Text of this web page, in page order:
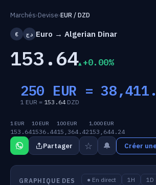
Marchés›Devise›EUR / DZD
€ دج Euro → Algerian Dinar
153.64 +0.00%
250 EUR =
1 EUR = 153.64DZD
1 EUR
153.64
10 EUR
1536.44
100 EUR
15,364.42
1,000 EUR
153,644.24
Partager ☆ 🔔 Créer
GRAPHIQUE DES
● En direct 1H 1D